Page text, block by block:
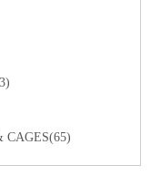
CAGES(65)